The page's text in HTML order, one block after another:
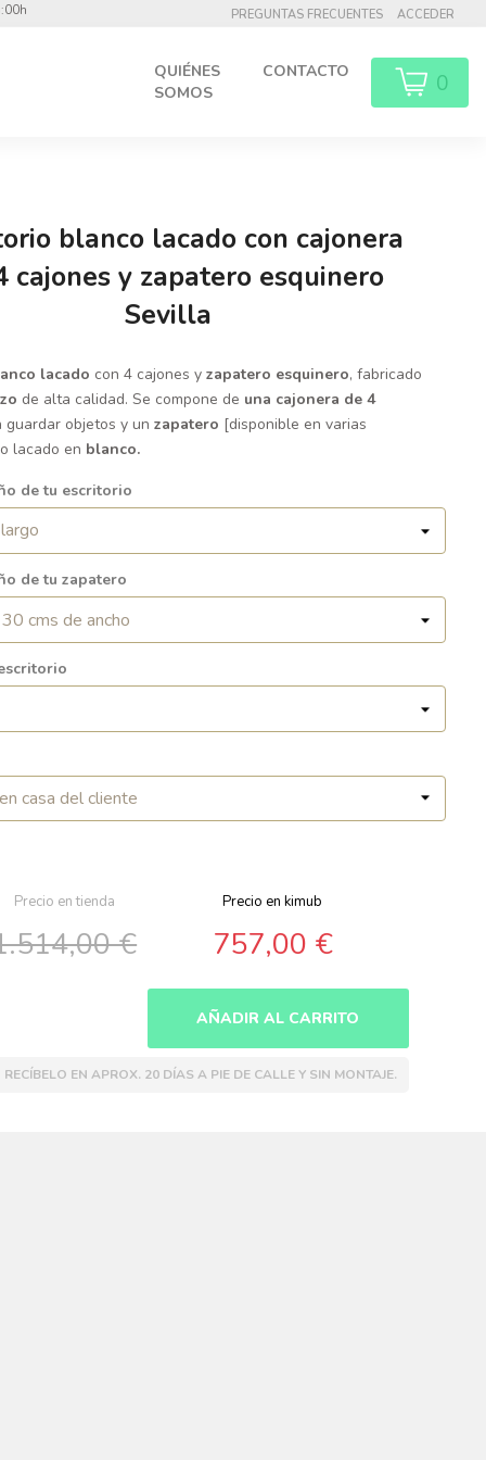
PREGUNTAS FRECUENTES ACCEDER
QUIÉNES
SOMOS
CONTACTO 0
blanco lacado con cajonera
cajones y zapatero esquinero
Sevilla
lacado con 4 cajones yzapatero esquinero, fabricado
de alta calidad. Se compone de una cajonera de 4
guardar objetos y unzapatero [disponible en varias
lacado en blanco.
de tu escritorio
de tu zapatero
Precio en tienda
€
Precio en kimub
757,00 €
AÑADIR AL CARRITO
RECÍBELO EN APROX. 20 DÍAS A PIE DE CALLE Y SIN MONTAJE.